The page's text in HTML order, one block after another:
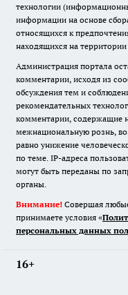
технологии
информации на основе
относящихся к
находящихся на
Администрация портала
комментарии, исходя из
обсуждения тем и
рекомендательных
комментарии, содержащие
межнациональную рознь,
равно унижение
по теме. IP-адреса
могут быть переданы по
органы.
Внимание! Совершая
принимаете условия «
персональных данных
16+